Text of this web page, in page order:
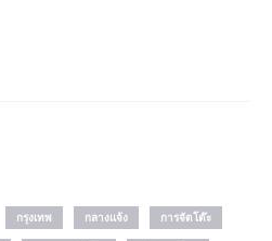
กรุงเทพ กลางแจ้ง
การจัดโต๊ะ